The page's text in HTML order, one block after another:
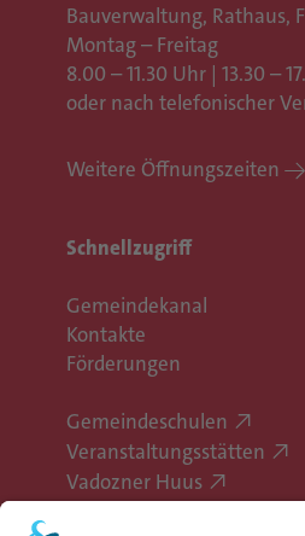
Bauverwaltung, Rathaus,
Montag – Freitag
8.00 – 11.30 Uhr | 13.30 –
oder nach telefonischer
Weitere Öffnungszeiten
Schnellzugriff
Gemeindekanal
Kontakte
Förderungen
Gemeindeschulen
Veranstaltungsstätten
Vadozner Huus